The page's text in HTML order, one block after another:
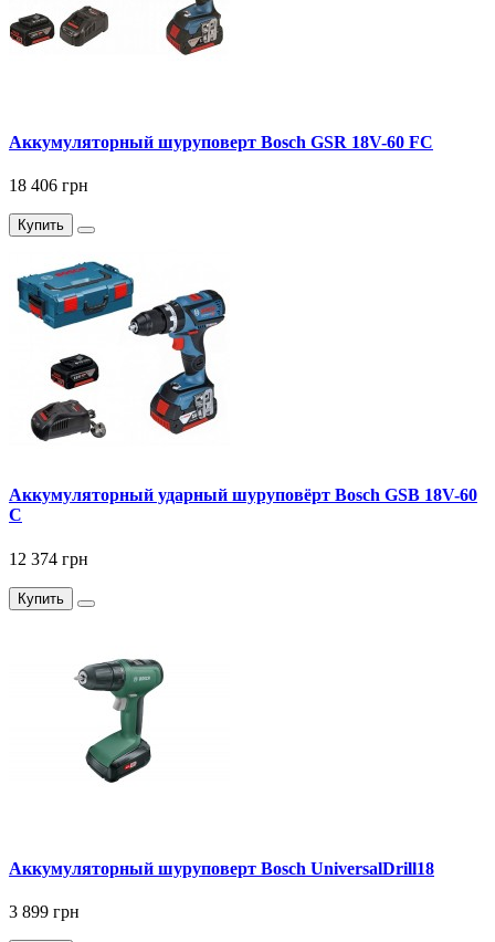
Аккумуляторный шуруповерт Bosch GSR 18V-60 FC
18 406 грн
Купить
Аккумуляторный ударный шуруповёрт Bosch GSB 18V-60
C
12 374 грн
Купить
Аккумуляторный шуруповерт Bosch UniversalDrill18
3 899 грн